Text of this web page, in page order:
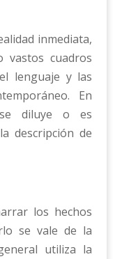
inmediata,
vastos cuadros
lenguaje y las
En
diluye o es
descripción de
los hechos
se vale de la
utiliza la